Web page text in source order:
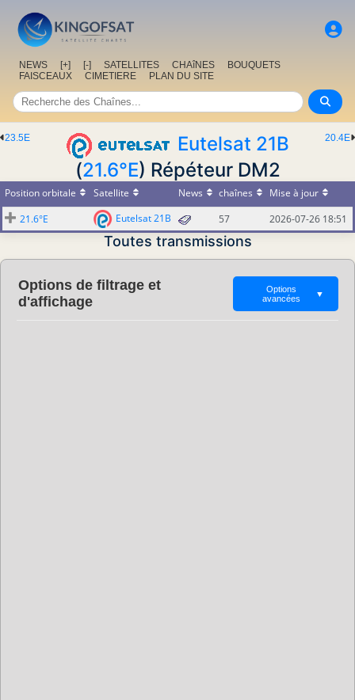
NEWS [+] [-] SATELLITES CHAîNES
BOUQUETS
FAISCEAUX
CIMETIERE PLAN DU SITE
20.4E
23.5E
Eutelsat 21B
(21.6°E) Répéteur DM2
Position orbitale Satellite News chaînes
Mise à jour
21.6°E
Eutelsat 21B 57 2026-07-26 18:51
Toutes transmissions
Options de filtrage et
d'affichage
Options
avancées
▼